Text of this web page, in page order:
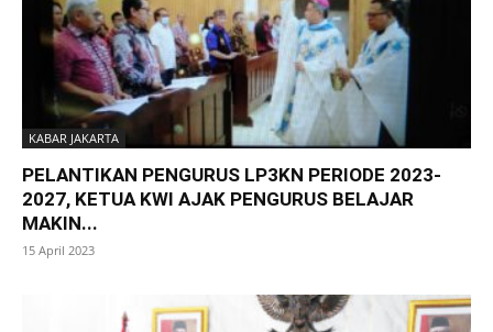
KABAR JAKARTA
PELANTIKAN PENGURUS LP3KN PERIODE 2023-
2027, KETUA KWI AJAK PENGURUS BELAJAR
MAKIN...
15 April 2023